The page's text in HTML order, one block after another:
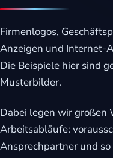
Firmenlogos,
Anzeigen und Internet-
Die Beispiele hier sind
Musterbilder.
Dabei legen wir großen
Arbeitsabläufe:
Ansprechpartner und